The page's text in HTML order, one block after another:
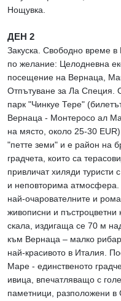
Нощувка.
ДЕН 2
Закуска. Свободно време в
по желание: Целодневна
посещение на Вернаца,
Отпътуване за Ла Специя.
парк "Чинкуе Тере"
Вернаца - Монтеросо ал
на място, около 25-30
"петте земи" и е район на
градчета, които са
привличат хиляди туристи
и неповторима
най-очарователните и
живописни и
скала, издигаща се 70 м
към Вернаца – малко
най-красивото в Италия.
Маре - единственото
ивица, впечатляващо с
паметници, разположени в